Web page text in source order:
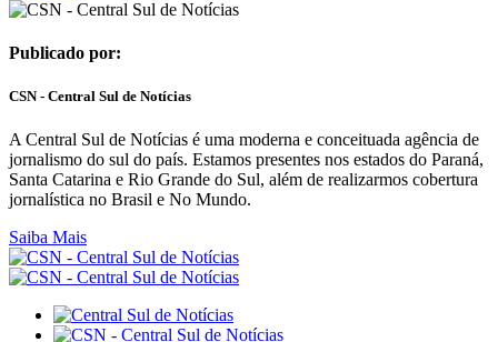
Publicado por:
CSN - Central Sul de Notícias
A Central Sul de Notícias é uma moderna e conceituada agência de
jornalismo do sul do país. Estamos presentes nos estados do Paraná,
Santa Catarina e Rio Grande do Sul, além de realizarmos cobertura
jornalística no Brasil e No Mundo.
Saiba Mais